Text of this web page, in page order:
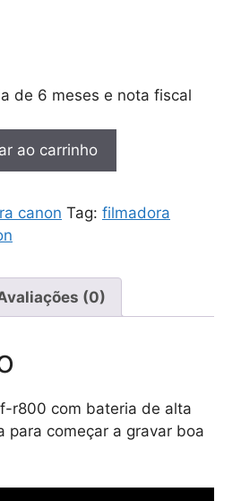
de 6 meses e nota fiscal
ao carrinho
canon Tag: filmadora
(0)
r800 com bateria de alta
para começar a gravar boa